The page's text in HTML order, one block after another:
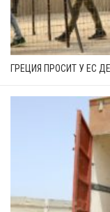
ГРЕЦИЯ ПРОСИТ У ЕС